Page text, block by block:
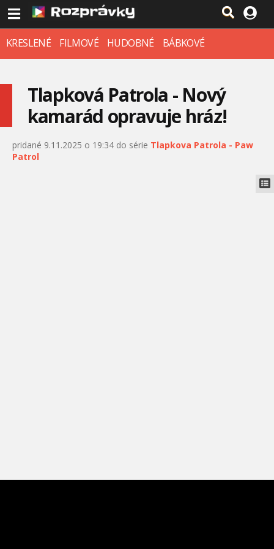
KRESLENÉ FILMOVÉ HUDOBNÉ BÁBKOVÉ
Tlapková Patrola - Nový
kamarád opravuje hráz!
pridané 9.11.2025 o 19:34 do série Tlapkova Patrola - Paw
Patrol